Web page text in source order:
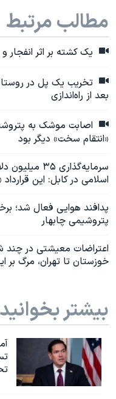
مطالب مرتبط
یک کشته بر اثر انفجار
تخریب یک پل در
بعد از راه‌اندازی
اصابت موشک به
«انتقام سخت» دیگر بود
اسلامی در کابل: این
پدافند هوایی فعال شد؛
پتروشیمی چابهار
اعتراضات معیشتی در چند
خوزستان تا تهران، مرگ بر
بیشتر بخوانید